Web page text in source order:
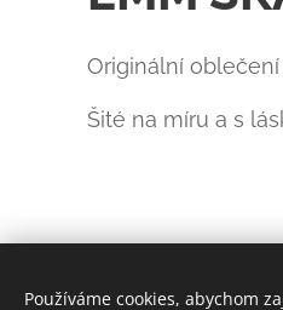
Originální
Šité na míru a s
Používáme cookies, abychom